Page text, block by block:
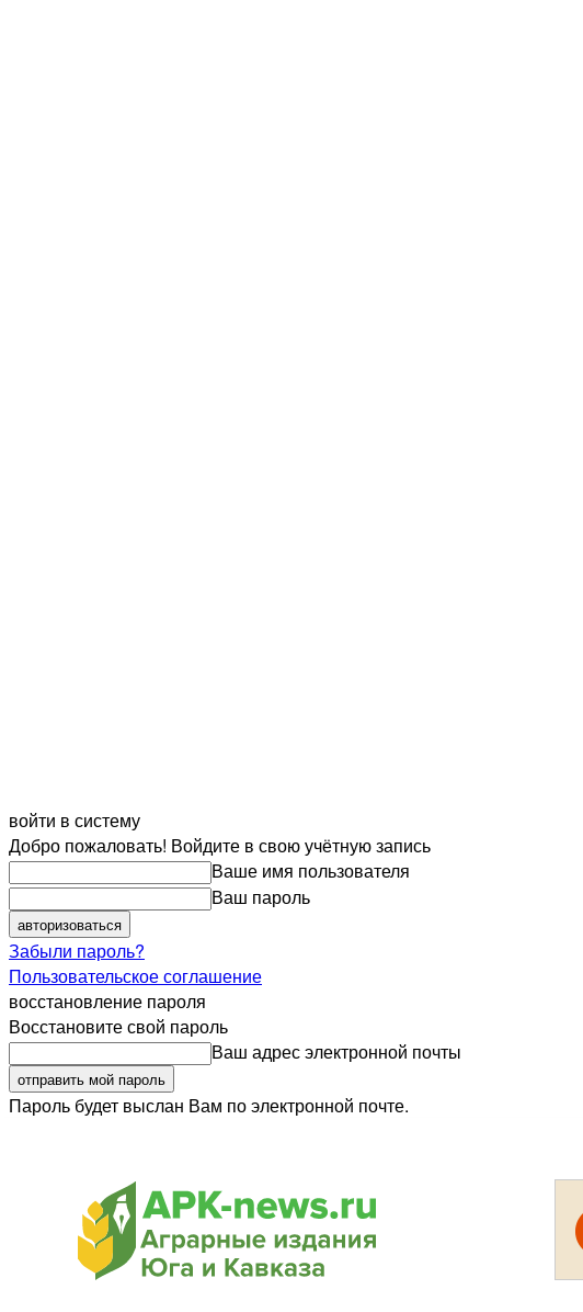
войти в систему
Добро пожаловать! Войдите в свою учётную запись
Ваше имя пользователя
Ваш пароль
Забыли пароль?
Пользовательское соглашение
восстановление пароля
Восстановите свой пароль
Ваш адрес электронной почты
Пароль будет выслан Вам по электронной почте.